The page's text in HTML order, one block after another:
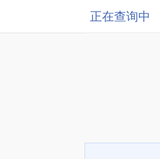
正在查询中